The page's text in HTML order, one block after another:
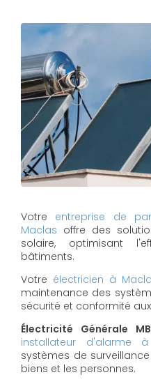
Votre
entreprise de
Maclas offre des
solaire, optimisant
bâtiments.
Votre électricien à
maintenance des
sécurité et conformité
Électricité Générale
installateur d'alarme
systèmes de
biens et les personnes.